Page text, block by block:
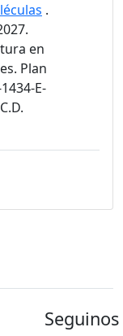
.
en
Plan
E-